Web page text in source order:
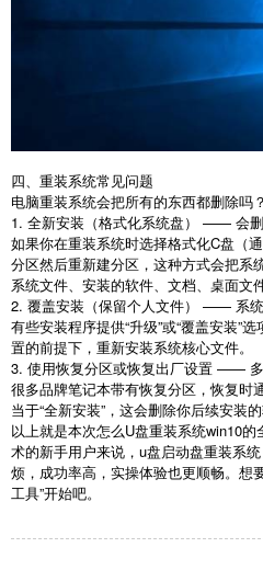
四、重装系统常见问题
电脑重装系统会把所有的东西都删除吗？
1. 全新安装（格式化系统盘） —— 会
如果你在重装系统时选择格式化C盘（
分区然后重新建分区，这种方式会把系
系统文件、安装的软件、文档、桌面文件
2. 覆盖安装（保留个人文件） —— 系
有些安装程序提供“升级”或“覆盖安装”
置的前提下，重新安装系统核心文件。
3. 使用恢复分区或恢复出厂设置 ——
很多品牌笔记本带有恢复分区，恢复时
当于“全新安装”，这会删除你后续安装
以上就是本次怎么U盘重装系统win10的
术的新手用户来说， u盘启动盘重装系
烦，成功率高，实操体验也更顺畅。想
工具”开始吧。